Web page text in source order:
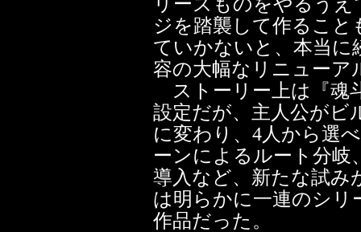
ジを踏襲して作ること
ていかないと、本当に
容の大幅なリニューア
ストーリー上は『魂
設定だが、主人公がビ
に変わり、4人から選
ーンによるルート分
導入など、新たな試み
は明らかに一連のシリ
作品だった。